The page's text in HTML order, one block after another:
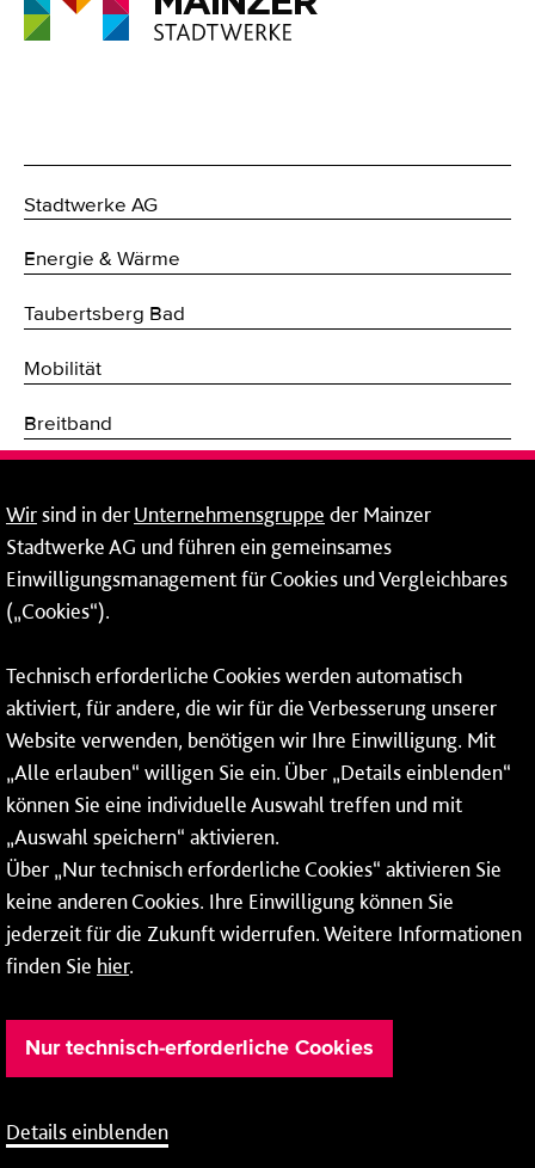
Stadtwerke AG
Energie & Wärme
Taubertsberg Bad
Mobilität
Breitband
Mainzer Stadtwerke Energie und Service GmbH
Rheinallee 41
55118 Mainz
Tel.:06131 - 12 90 90
Fax: 06131 - 12 9 90 90
So erreichen Sie uns
Montag bis Donnerstag: 08:00–17:00 Uhr
Freitag: 08:00–15:00 Uhr
Wirsind in derUnternehmensgruppe der Mainzer
Stadtwerke AG und führen ein gemeinsames
Einwilligungsmanagement für Cookies und Vergleichbares
(„Cookies“).
Technisch erforderliche Cookies werden automatisch
aktiviert, für andere, die wir für die Verbesserung unserer
Website verwenden, benötigen wir Ihre Einwilligung. Mit
„Alle erlauben“ willigen Sie ein. Über „Details einblenden“
können Sie eine individuelle Auswahl treffen und mit
„Auswahl speichern“ aktivieren.
Über „Nur technisch erforderliche Cookies“ aktivieren Sie
keine anderen Cookies. Ihre Einwilligung können Sie
jederzeit für die Zukunft widerrufen. Weitere Informationen
finden Sie hier.
Nur technisch-erforderliche Cookies
Details einblenden